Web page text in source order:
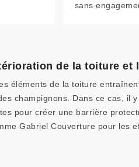
sans
de la toiture
éléments de la toiture
champignons. Dans ce cas,
pour créer une barrière
Gabriel Couverture pour les